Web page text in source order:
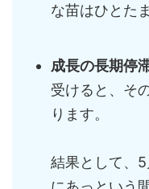
な苗はひとた
成長の長期停
受けると、そ
ります。
結果として、